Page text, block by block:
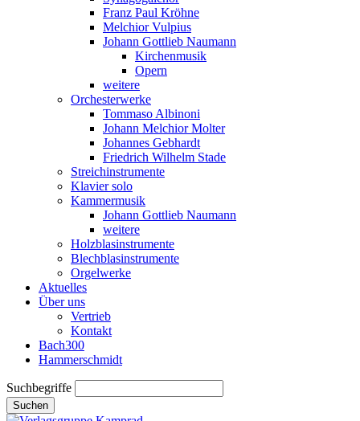
Franz Paul Kröhne
Melchior Vulpius
Johann Gottlieb Naumann
Kirchenmusik
Opern
weitere
Orchesterwerke
Tommaso Albinoni
Johann Melchior Molter
Johannes Gebhardt
Friedrich Wilhelm Stade
Streichinstrumente
Klavier solo
Kammermusik
Johann Gottlieb Naumann
weitere
Holzblasinstrumente
Blechblasinstrumente
Orgelwerke
Aktuelles
Über uns
Vertrieb
Kontakt
Bach300
Hammerschmidt
Suchbegriffe
Suchen